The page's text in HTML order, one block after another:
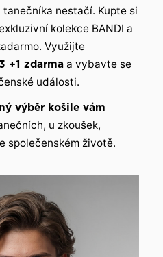
nestačí. Kupte si
kolekce BANDI a
Využijte
+1 zdarma a vybavte se
události.
výběr košile vám
u zkoušek,
společenském životě.